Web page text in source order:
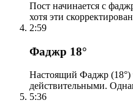
Пост начинается с
хотя эти
2:59
Фаджр 18°
Настоящий Фаджр (18°)
действительными.
5:36